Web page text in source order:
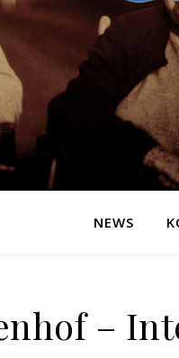
NEWS
–